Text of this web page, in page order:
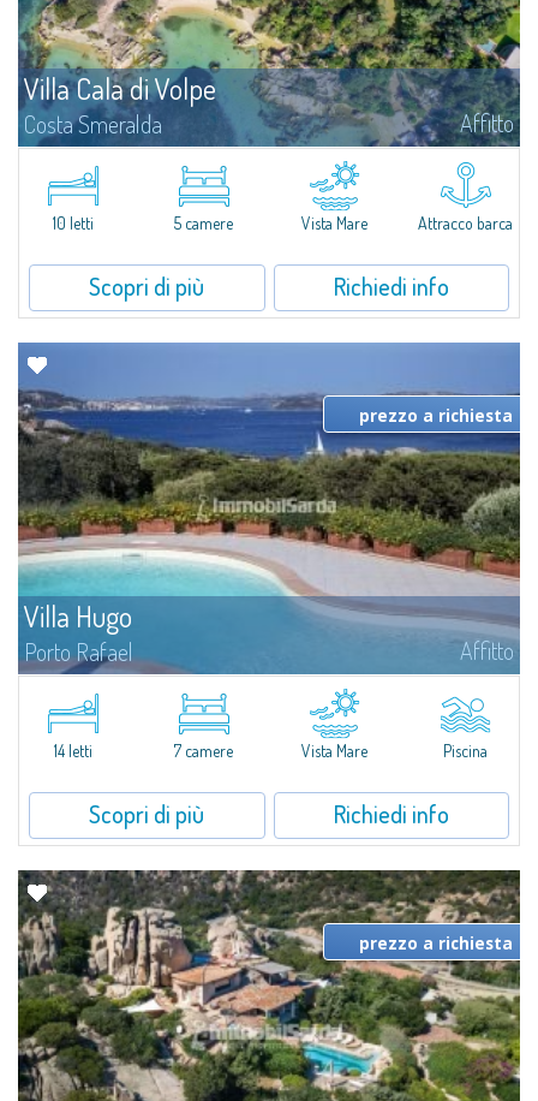
Villa Cala di Volpe
Costa Smeralda Affitto
Vi diamo il benvenuto a Villa Cala di Volpe, straordinaria proprietà fronte
mare e vera e propria penisola privata di circa 6.000 metri quadrati lungo
le coste cristalline della prestigiosa Baia Cala di Volpe, a due...
10 letti 5 camere Vista Mare Attracco barca
Scopri di più Richiedi info
Villa Hugo
Porto Rafael Affitto
Nell'esclusiva e pittoresca località di Porto Rafael, sorge Villa Hugo, una
delle più ampie ville di Porto Rafael, affascinante proprietà caratterizzata da
un'invidiabile posizione panoramica...
prezzo a richiesta
14 letti 7 camere Vista Mare Piscina
Scopri di più Richiedi info
prezzo a richiesta